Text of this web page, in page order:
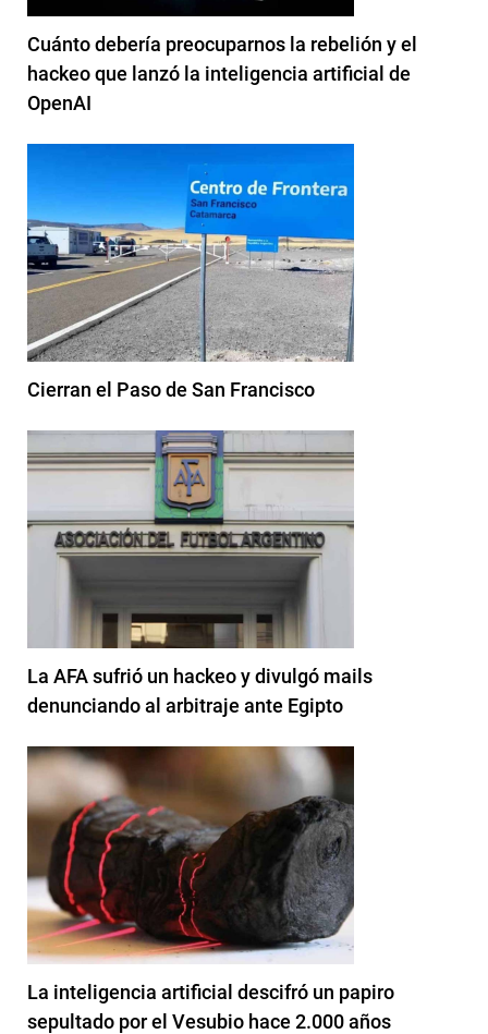
Cuánto debería preocuparnos la rebelión y el
hackeo que lanzó la inteligencia artificial de
OpenAI
Cierran el Paso de San Francisco
La AFA sufrió un hackeo y divulgó mails
denunciando al arbitraje ante Egipto
La inteligencia artificial descifró un papiro
sepultado por el Vesubio hace 2.000 años